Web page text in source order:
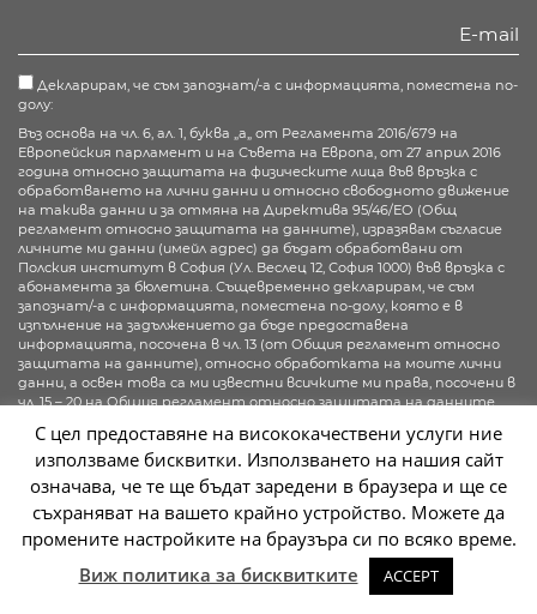
Декларирам, че съм запознат/-а с информацията, поместена по-
долу:
Въз основа на чл. 6, ал. 1, буква „а„ от Регламента 2016/679 на
Европейския парламент и на Съвета на Европа, от 27 април 2016
година относно защитата на физическите лица във връзка с
обработването на лични данни и относно свободното движение
на такива данни и за отмяна на Директива 95/46/ЕО (Общ
регламент относно защитата на данните), изразявам съгласие
личните ми данни (имейл адрес) да бъдат обработвани от
Полския институт в София (Ул. Веслец 12, София 1000) във връзка с
абонамента за бюлетина. Същевременно декларирам, че съм
запознат/-а с информацията, поместена по-долу, която е в
изпълнение на задължението да бъде предоставена
информацията, посочена в чл. 13 (от Общия регламент относно
защитата на данните), относно обработката на моите лични
данни, а освен това са ми известни всичките ми права, посочени в
чл. 15 – 20 на Общия регламент относно защитата на данните.
Повече информация
Абонирай се
sm32 STUDIO
С цел предоставяне на висококачествени услуги ние
използваме бисквитки. Използването на нашия сайт
означава, че те ще бъдат заредени в браузера и ще се
съхраняват на вашето крайно устройство. Можете да
промените настройките на браузъра си по всяко време.
Виж политика за бисквитките
ACCEPT